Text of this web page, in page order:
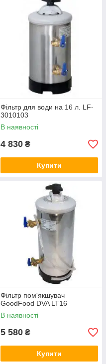
Фільтр для води на 16 л. LF-
3010103
В наявності
4 830 ₴
Купити
Фільтр пом'якшувач
GoodFood DVA LT16
В наявності
5 580 ₴
Купити